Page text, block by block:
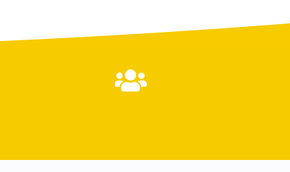
